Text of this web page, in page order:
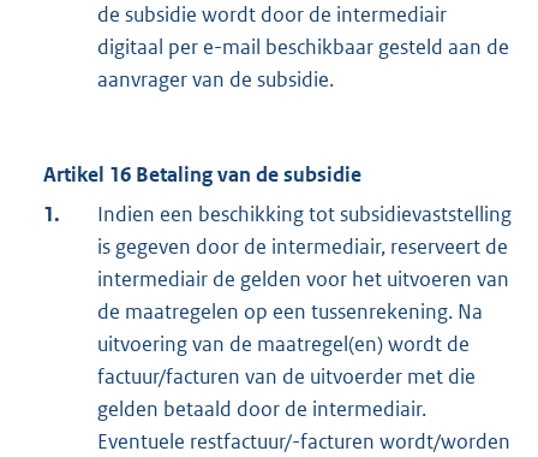
de subsidie wordt door de intermediair
digitaal per e-mail beschikbaar gesteld aan de
aanvrager van de subsidie.
Artikel 16 Betaling van de subsidie
1.
Indien een beschikking tot subsidievaststelling
is gegeven door de intermediair, reserveert de
intermediair de gelden voor het uitvoeren van
de maatregelen op een tussenrekening. Na
uitvoering van de maatregel(en) wordt de
factuur/facturen van de uitvoerder met die
gelden betaald door de intermediair.
Eventuele restfactuur/-facturen wordt/worden